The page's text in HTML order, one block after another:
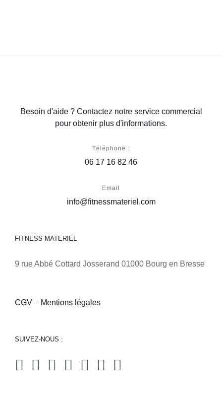
Besoin d'aide ? Contactez notre service commercial
pour obtenir plus d'informations.
Téléphone :
06 17 16 82 46
Email
info@fitnessmateriel.com
FITNESS MATERIEL
9 rue Abbé Cottard Josserand 01000 Bourg en Bresse
CGV – Mentions légales
SUIVEZ-NOUS :